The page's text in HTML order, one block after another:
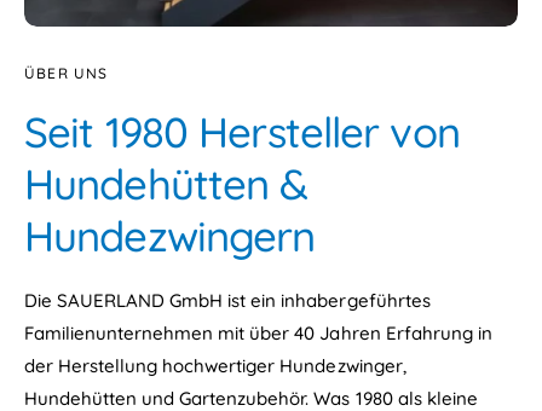
ÜBER UNS
Seit 1980 Hersteller von
Hundehütten &
Hundezwingern
Die SAUERLAND GmbH ist ein inhabergeführtes
Familienunternehmen mit über 40 Jahren Erfahrung in
der Herstellung hochwertiger Hundezwinger,
Hundehütten und Gartenzubehör. Was 1980 als kleine